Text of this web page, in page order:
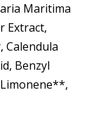
Maritima
Extract,
Calendula
Benzyl